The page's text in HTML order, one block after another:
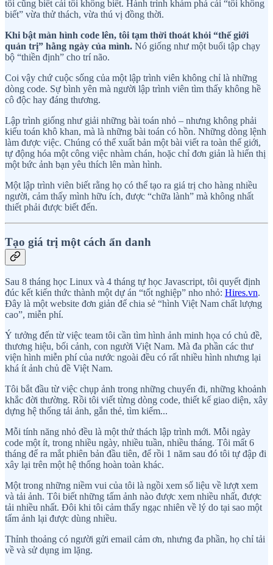
tôi cũng biết cái tôi không biết. Hành trình khám phá cái “tôi không
biết” vừa thử thách, vừa thú vị đồng thời.
Khi bật màn hình code lên, tôi tạm thời thoát khỏi “thế giới
quản trị” hằng ngày của mình. Nó giống như một buổi tập chạy
bộ “thiền định” cho trí não.
Coi vậy chứ cuộc sống của một lập trình viên không chỉ là những
dòng code. Sự bình yên mà người lập trình viên tìm thấy không hề
cô độc hay đáng thương.
Lập trình giống như giải những bài toán nhỏ – nhưng không phải
kiểu toán khô khan, mà là những bài toán có hồn. Những dòng lệnh
làm được việc. Chúng có thể xuất bản một bài viết ra toàn thế giới,
tự động hóa một công việc nhàm chán, hoặc chỉ đơn giản là hiển thị
một bức ảnh bạn yêu thích lên màn hình.
Một lập trình viên biết rằng họ có thể tạo ra giá trị cho hàng nhiều
người, cảm thấy mình hữu ích, được “chữa lành” mà không nhất
thiết phải được biết đến.
Tạo giá trị một cách ẩn danh
Sau 8 tháng học Linux và 4 tháng tự học Javascript, tôi quyết định
đúc kết kiến thức thành một dự án “tốt nghiệp” nho nhỏ: Hires.vn.
Đây là một website đơn giản để chia sẻ “hình Việt Nam chất lượng
cao”, miễn phí.
Ý tưởng đến từ việc team tôi cần tìm hình ảnh minh họa có chủ đề,
thương hiệu, bối cảnh, con người Việt Nam. Mà đa phần các thư
viện hình miễn phí của nước ngoài đều có rất nhiều hình nhưng lại
khá ít ảnh chủ đề Việt Nam.
Tôi bắt đầu từ việc chụp ảnh trong những chuyến đi, những khoảnh
khắc đời thường. Rồi tôi viết từng dòng code, thiết kế giao diện, xây
dựng hệ thống tải ảnh, gắn thẻ, tìm kiếm...
Mỗi tính năng nhỏ đều là một thử thách lập trình mới. Mỗi ngày
code một ít, trong nhiều ngày, nhiều tuần, nhiều tháng. Tôi mất 6
tháng để ra mắt phiên bản đầu tiên, để rồi 1 năm sau đó tôi tự đập đi
xây lại trên một hệ thống hoàn toàn khác.
Một trong những niềm vui của tôi là ngồi xem số liệu về lượt xem
và tải ảnh. Tôi biết những tấm ảnh nào được xem nhiều nhất, được
tải nhiều nhất. Đôi khi tôi cảm thấy ngạc nhiên về lý do tại sao một
tấm ảnh lại được dùng nhiều.
Thỉnh thoảng có người gửi email cảm ơn, nhưng đa phần, họ chỉ tải
về và sử dụng im lặng.